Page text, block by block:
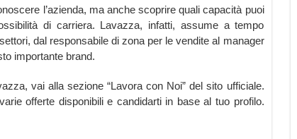
l’azienda, ma anche scoprire quali capacità puoi
di carriera. Lavazza, infatti, assume a tempo
dal responsabile di zona per le vendite al manager
importante brand.
vai alla sezione “Lavora con Noi” del sito ufficiale.
offerte disponibili e candidarti in base al tuo profilo.